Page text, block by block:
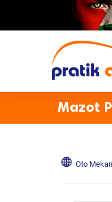
Mazot
Oto